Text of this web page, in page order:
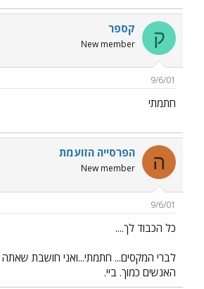
ק קספר
New member
9/6/01
חתמתי
ה הפרסייה הזועמת
New member
9/6/01
כל הכבוד לך....
האנשים כמוך. ביי.